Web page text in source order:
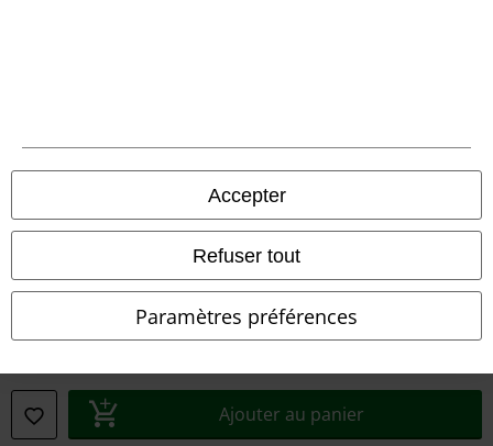
Accepter
Refuser tout
Paramètres préférences
Ajouter au panier
Boutiques en ligne EMP
EMP France
EMP Deutschland